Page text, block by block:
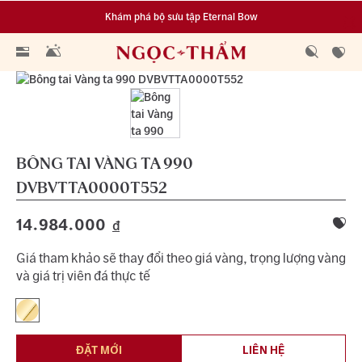
Khám phá bộ sưu tập Eternal Bow
Đa dạng lựa chọn tích luỹ từ 0.1 chỉ vàng 999.9
BÔNG TAI VÀNG TA 990
DVBVTTA0000T552
14.984.000 đ
Giá tham khảo sẽ thay đổi theo giá vàng, trọng lượng vàng
và giá trị viên đá thực tế
ĐẶT MỚI LIÊN HỆ